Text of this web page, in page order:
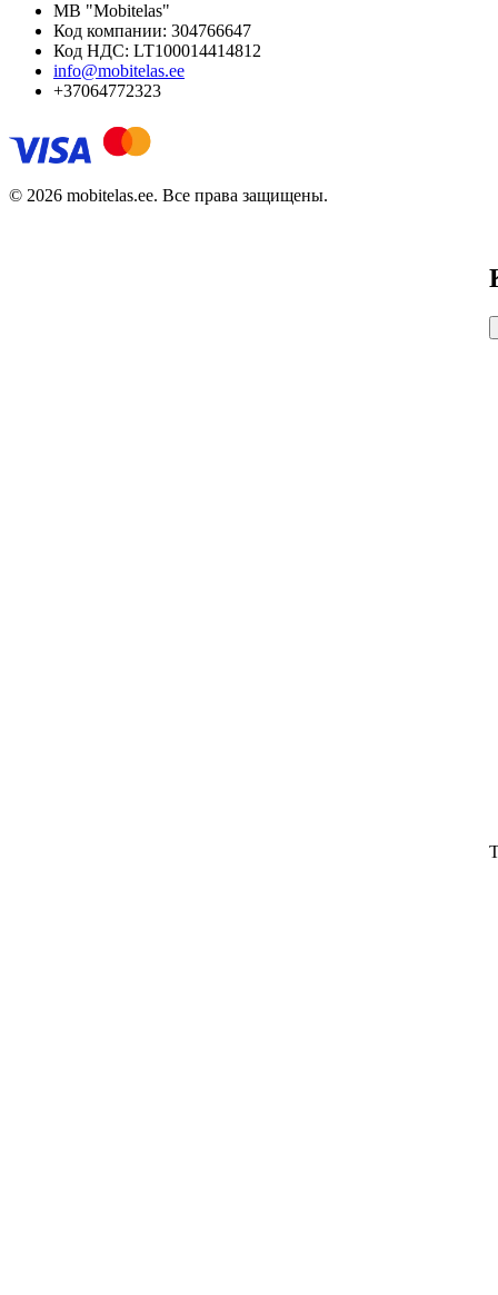
MB "Mobitelas"
Код компании: 304766647
Код НДС: LT100014414812
info@mobitelas.ee
+37064772323
© 2026 mobitelas.ee. Все права защищены.